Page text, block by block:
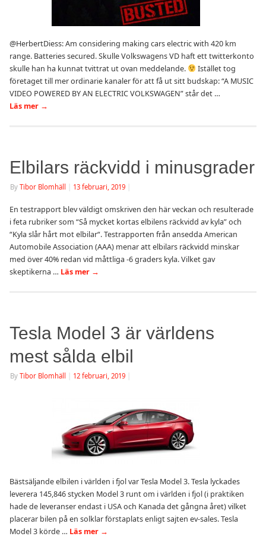
@HerbertDiess: Am considering making cars electric with 420 km
range. Batteries secured. Skulle Volkswagens VD haft ett twitterkonto
skulle han ha kunnat tvittrat ut ovan meddelande.
Istället tog
företaget till mer ordinarie kanaler för att få ut sitt budskap: “A MUSIC
VIDEO POWERED BY AN ELECTRIC VOLKSWAGEN” står det …
Läs mer →
Elbilars räckvidd i minusgrader
By Tibor Blomhäll 13 februari, 2019
En testrapport blev väldigt omskriven den här veckan och resulterade
i feta rubriker som “Så mycket kortas elbilens räckvidd av kyla” och
“Kyla slår hårt mot elbilar“. Testrapporten från ansedda American
Automobile Association (AAA) menar att elbilars räckvidd minskar
med över 40% redan vid måttliga -6 graders kyla. Vilket gav
skeptikerna … Läs mer →
Tesla Model 3 är världens
mest sålda elbil
By Tibor Blomhäll 12 februari, 2019
Bästsäljande elbilen i världen i fjol var Tesla Model 3. Tesla lyckades
leverera 145,846 stycken Model 3 runt om i världen i fjol (i praktiken
hade de leveranser endast i USA och Kanada det gångna året) vilket
placerar bilen på en solklar förstaplats enligt sajten ev-sales. Tesla
Model 3 körde … Läs mer →